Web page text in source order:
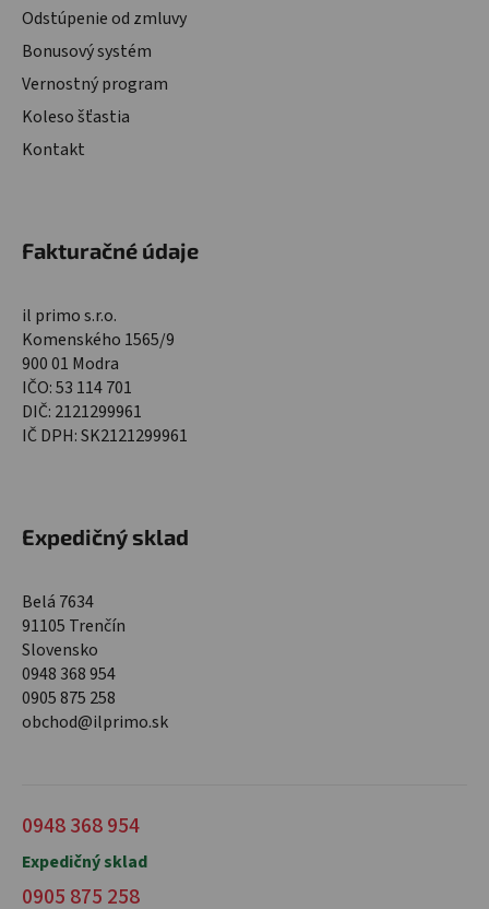
Odstúpenie od zmluvy
Bonusový systém
Vernostný program
Koleso šťastia
Kontakt
Fakturačné údaje
il primo s.r.o.
Komenského 1565/9
900 01 Modra
IČO: 53 114 701
DIČ: 2121299961
IČ DPH: SK2121299961
Expedičný sklad
Belá 7634
91105 Trenčín
Slovensko
0948 368 954
0905 875 258
obchod@ilprimo.sk
0948 368 954
Expedičný sklad
0905 875 258